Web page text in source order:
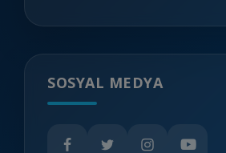
SOSYAL MEDYA